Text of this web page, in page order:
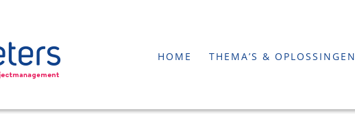
HOME THEMA’S & OPLOSSINGEN